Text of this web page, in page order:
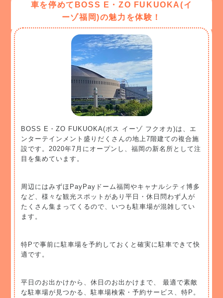
車を停めてBOSS E・ZO FUKUOKA(イ
ーゾ福岡)の魅力を体験！
BOSS E・ZO FUKUOKA(ボス イーゾ フクオカ)は、エ
ンターテインメント盛りだくさんの地上7階建ての複合施
設です。2020年7月にオープンし、福岡の新名所として注
目を集めています。
周辺にはみずほPayPayドーム福岡やキャナルシティ博多
など、様々な観光スポットがあり平日・休日問わず人が
たくさん集まってくるので、いつも駐車場が混雑してい
ます。
特Pで事前に駐車場を予約しておくと確実に駐車できて快
適です。
平日のお出かけから、休日のお出かけまで、 最適で素敵
な駐車場が見つかる、駐車場検索・予約サービス、特P。